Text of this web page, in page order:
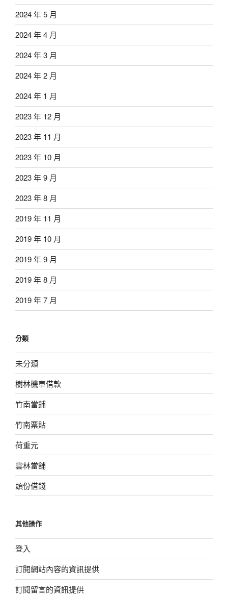
2024 年 5 月
2024 年 4 月
2024 年 3 月
2024 年 2 月
2024 年 1 月
2023 年 12 月
2023 年 11 月
2023 年 10 月
2023 年 9 月
2023 年 8 月
2019 年 11 月
2019 年 10 月
2019 年 9 月
2019 年 8 月
2019 年 7 月
分類
未分類
樹林機車借款
竹南當鋪
竹南票貼
荷重元
雲林當舖
頭份借錢
其他操作
登入
訂閱網站內容的資訊提供
訂閱留言的資訊提供